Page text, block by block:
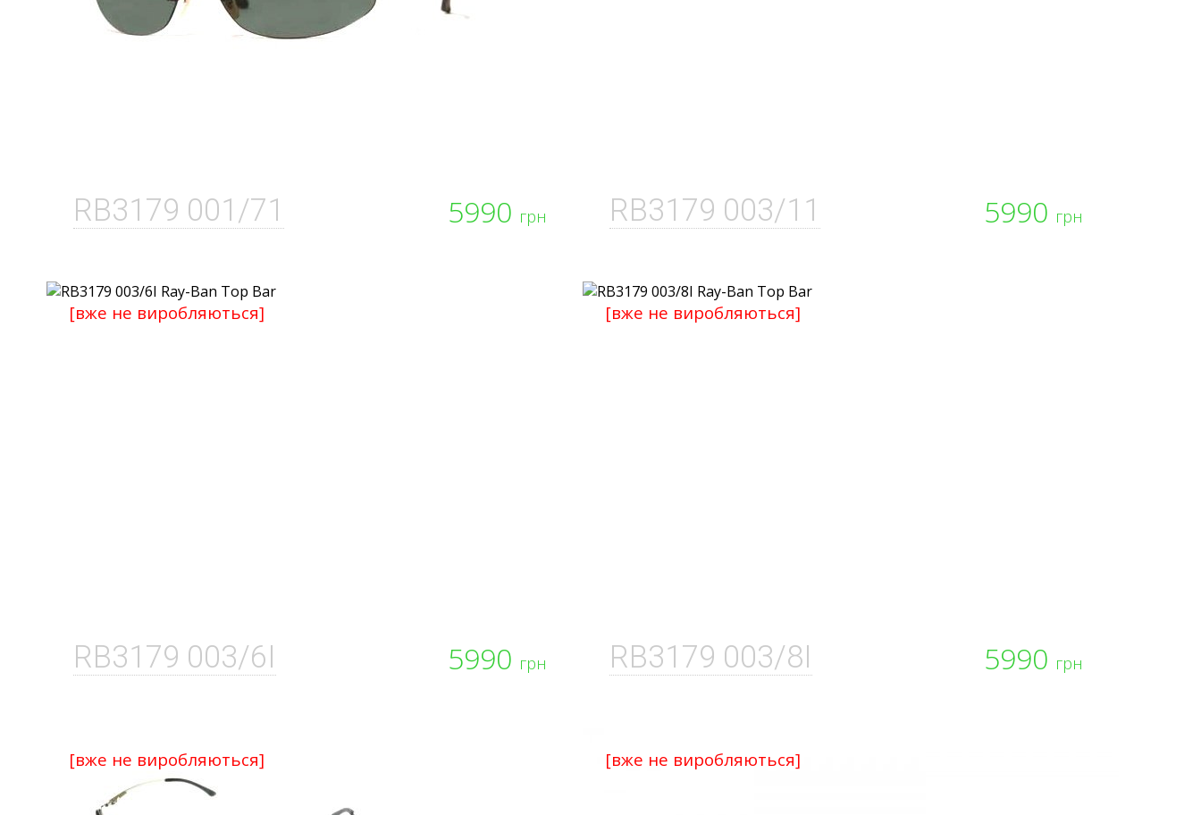
5990 грн
RB3179 001/71 5990 грн
RB3179 003/11
5990 грн
RB3179 003/6I
[вже не виробляються]
5990 грн
RB3179 003/8I
[вже не виробляються]
[вже не виробляються] [вже не виробляються]